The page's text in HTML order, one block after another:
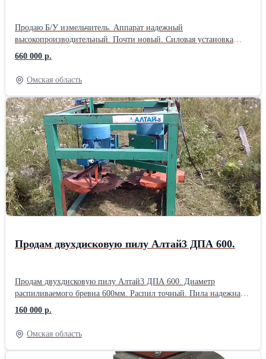
Продаю Б/У измельчитель. Аппарат надежный
высокопроизводительный. Почти новый. Силовая установка
Дизель 2000 об/мин (Huafeng Power 37P55J01) 80л.с.
Загрузочное окно 360*280мм. Бревна 260мм глотает на ура.
Гидравлическая подача бревен в дробилку. Надробили всего 50
тонн. Реальная производительность 1200-1500 кг щепы в час.
Устранены незначительные недостатки китайских
производителей. ТОРГ. Переделан выброс щепы бод Биг-Бэг
мешок. В комплекте: - 3 комплекта ножей - шлифовальный
станок для правки ножей. - комплект новых приводных ремней
на ротор. (На дробилке стоят родные, купили на всякий случай)
- Полозья для перемещения дробилки буксиром Вес нетто 1200
кг Особенность: реальная производительность и нормальная
работа обеспечивается только острыми ножами. Ножи подлежат
заточке каждые 5-8 часов работы. Стоимость услуг по заточке
800 руб. один нож. (Очень дорого). С дробилкой прилагается
специальный станок для заточки ножей.
660 000 р.
Омская область
Продам двухдисковую пилу Алтай3 ДПА 600.
Продам двухдисковую пилу Алтай3 ДПА 600. Диаметр
распиливаемого бревна 600мм. Распил точный. Пила надежная,
простая не требует специальных познаний. Длина рельс
10метров.Максимальная длина распиливаемог бревна 8метров.
Усовершенсовован механизм зажима бревна. Усилены кожухи
пил, которые являются основной причиной порчи победитовых
напаек. Цена 240 000 руб. Торг уместен. В дополнение
160 000 р.
Омская область